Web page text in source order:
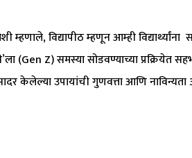
विद्यापीठ म्हणून आम्ही विद्यार्थ्यांना
(Gen Z) समस्या सोडवण्याच्या प्रक्रियेत
केलेल्या उपायांची गुणवत्ता आणि